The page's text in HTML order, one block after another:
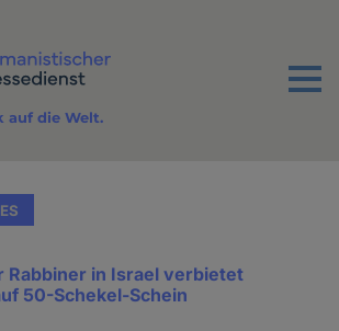
Menu
auf die Welt.
Rabbiner in Israel verbietet
50-Schekel-Schein